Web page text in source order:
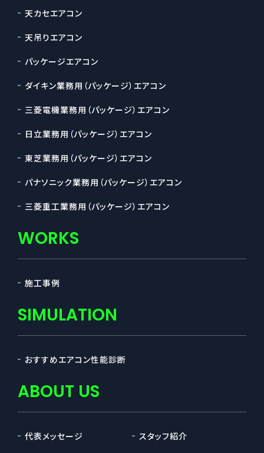
天カセエアコン
天吊りエアコン
パッケージエアコン
ダイキン業務用（パッケージ）エアコン
三菱電機業務用（パッケージ）エアコン
日立業務用（パッケージ）エアコン
東芝業務用（パッケージ）エアコン
パナソニック業務用（パッケージ）エアコン
三菱重工業務用（パッケージ）エアコン
WORKS
施工事例
SIMULATION
おすすめエアコン性能診断
ABOUT US
代表メッセージ スタッフ紹介